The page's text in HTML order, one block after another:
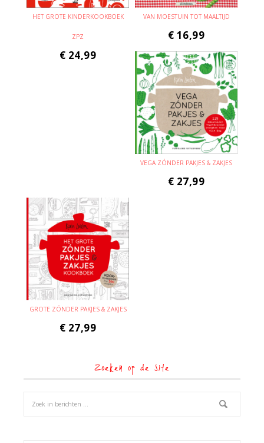
HET GROTE KINDERKOOKBOEK
ZPZ
€ 24,99
VAN MOESTUIN TOT MAALTIJD
€ 16,99
VEGA ZÓNDER PAKJES & ZAKJES
€ 27,99
GROTE ZÓNDER PAKJES & ZAKJES
€ 27,99
Zoeken op de site